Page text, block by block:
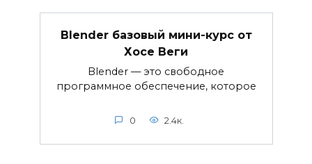
Blender базовый мини-курс от
Хосе Веги
Blender — это свободное
программное обеспечение, которое
0 2.4к.